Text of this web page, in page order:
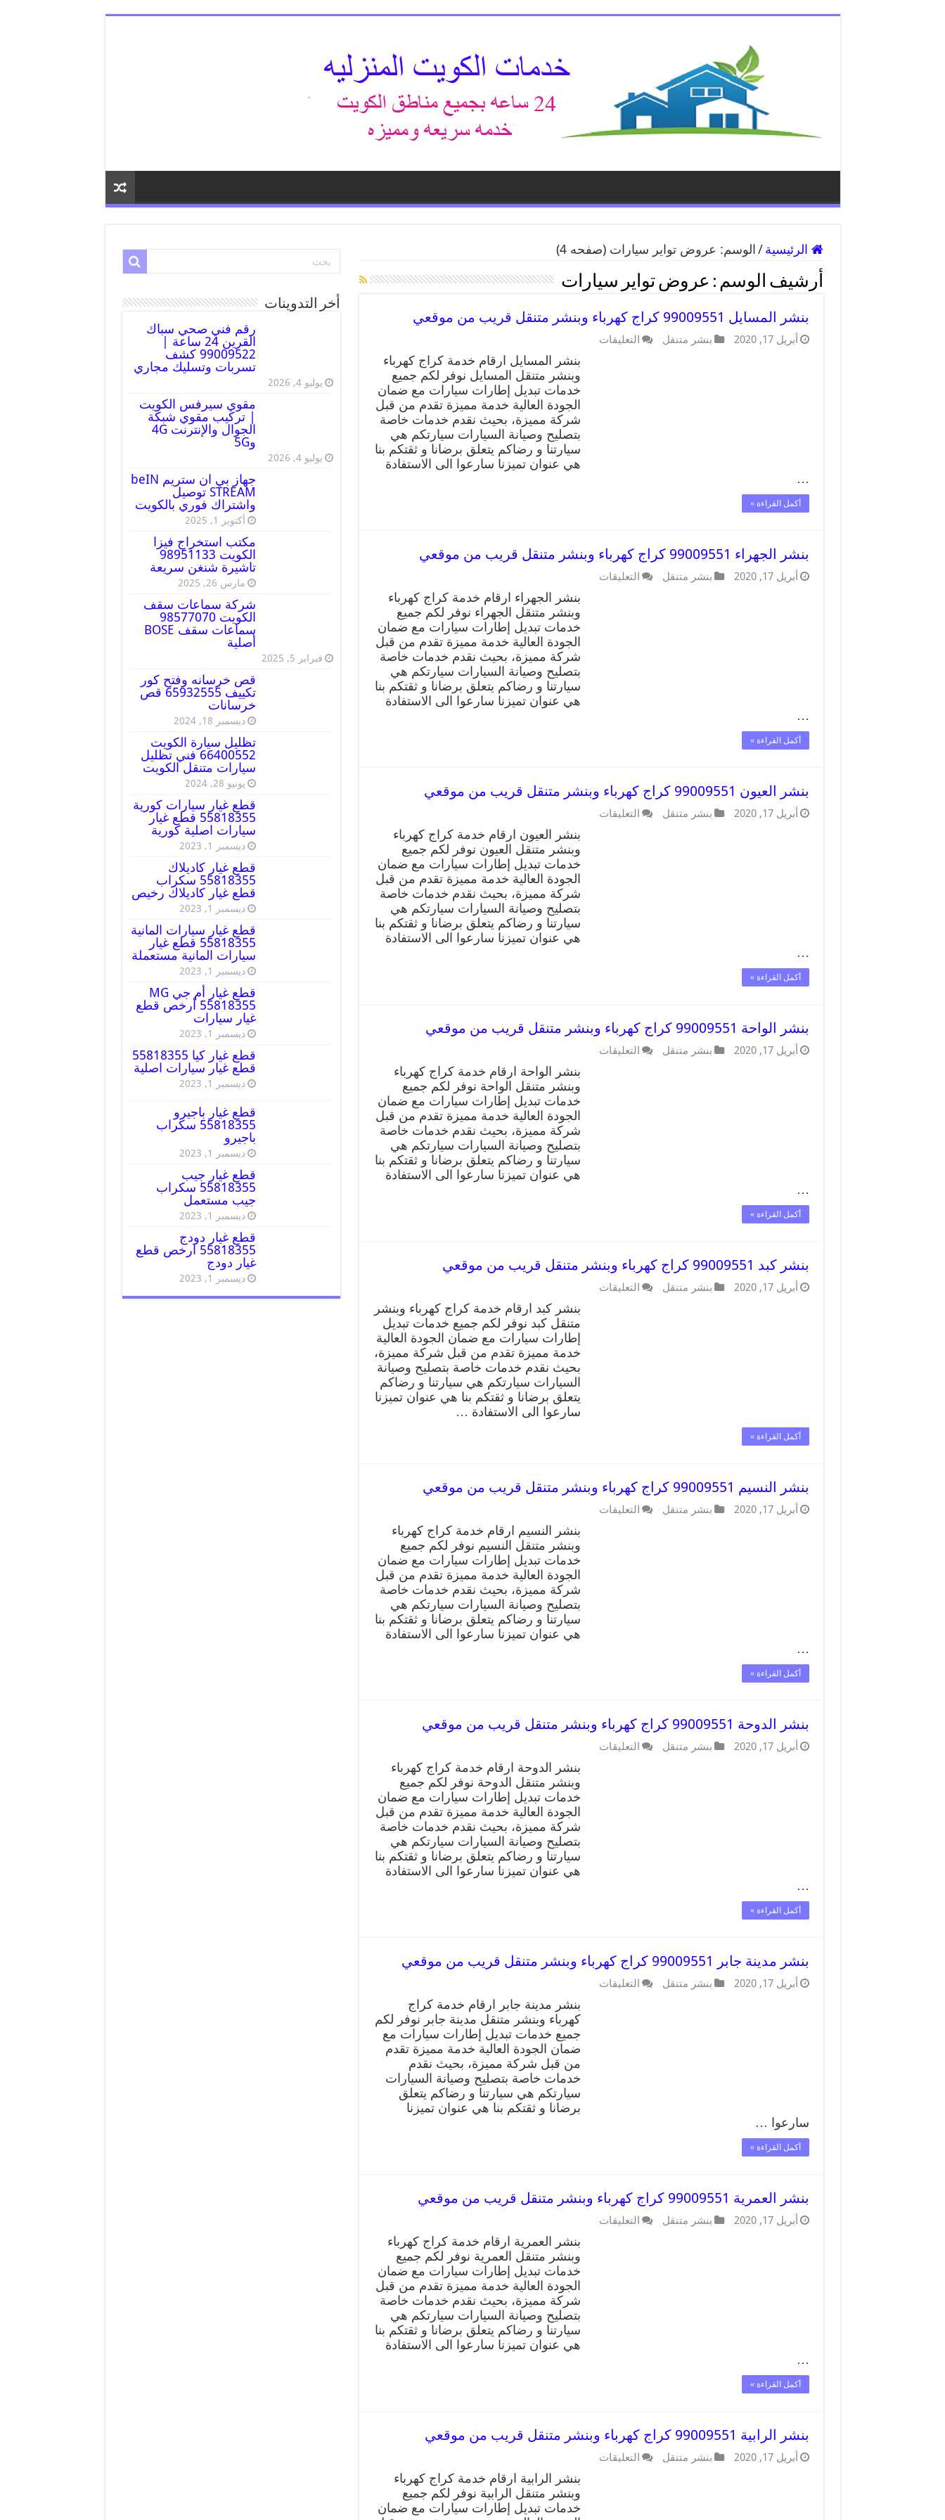
الرئيسية / الوسم: عروض تواير سيارات (صفحه 4)
أرشيف الوسم : عروض تواير سيارات
بنشر المسايل 99009551 كراج كهرباء وبنشر متنقل قريب من موقعي
أبريل 17, 2020 بنشر متنقل التعليقات
بنشر المسايل ارقام خدمة كراج كهرباء
وبنشر متنقل المسايل نوفر لكم جميع
خدمات تبديل إطارات سيارات مع ضمان
الجودة العالية خدمة مميزة تقدم من قبل
شركة مميزة، بحيث نقدم خدمات خاصة
بتصليح وصيانة السيارات سيارتكم هي
سيارتنا و رضاكم يتعلق برضانا و ثقتكم بنا
هي عنوان تميزنا سارعوا الى الاستفادة
…
أكمل القراءة »
بنشر الجهراء 99009551 كراج كهرباء وبنشر متنقل قريب من موقعي
أبريل 17, 2020 بنشر متنقل التعليقات
بنشر الجهراء ارقام خدمة كراج كهرباء
وبنشر متنقل الجهراء نوفر لكم جميع
خدمات تبديل إطارات سيارات مع ضمان
الجودة العالية خدمة مميزة تقدم من قبل
شركة مميزة، بحيث نقدم خدمات خاصة
بتصليح وصيانة السيارات سيارتكم هي
سيارتنا و رضاكم يتعلق برضانا و ثقتكم بنا
هي عنوان تميزنا سارعوا الى الاستفادة
…
أكمل القراءة »
بنشر العيون 99009551 كراج كهرباء وبنشر متنقل قريب من موقعي
أبريل 17, 2020 بنشر متنقل التعليقات
بنشر العيون ارقام خدمة كراج كهرباء
وبنشر متنقل العيون نوفر لكم جميع
خدمات تبديل إطارات سيارات مع ضمان
الجودة العالية خدمة مميزة تقدم من قبل
شركة مميزة، بحيث نقدم خدمات خاصة
بتصليح وصيانة السيارات سيارتكم هي
سيارتنا و رضاكم يتعلق برضانا و ثقتكم بنا
هي عنوان تميزنا سارعوا الى الاستفادة
…
أكمل القراءة »
بنشر الواحة 99009551 كراج كهرباء وبنشر متنقل قريب من موقعي
أبريل 17, 2020 بنشر متنقل التعليقات
بنشر الواحة ارقام خدمة كراج كهرباء
وبنشر متنقل الواحة نوفر لكم جميع
خدمات تبديل إطارات سيارات مع ضمان
الجودة العالية خدمة مميزة تقدم من قبل
شركة مميزة، بحيث نقدم خدمات خاصة
بتصليح وصيانة السيارات سيارتكم هي
سيارتنا و رضاكم يتعلق برضانا و ثقتكم بنا
هي عنوان تميزنا سارعوا الى الاستفادة
…
أكمل القراءة »
بنشر كبد 99009551 كراج كهرباء وبنشر متنقل قريب من موقعي
أبريل 17, 2020 بنشر متنقل التعليقات
بنشر كبد ارقام خدمة كراج كهرباء وبنشر
متنقل كبد نوفر لكم جميع خدمات تبديل
إطارات سيارات مع ضمان الجودة العالية
خدمة مميزة تقدم من قبل شركة مميزة،
بحيث نقدم خدمات خاصة بتصليح وصيانة
السيارات سيارتكم هي سيارتنا و رضاكم
يتعلق برضانا و ثقتكم بنا هي عنوان تميزنا
سارعوا الى الاستفادة …
أكمل القراءة »
بنشر النسيم 99009551 كراج كهرباء وبنشر متنقل قريب من موقعي
أبريل 17, 2020 بنشر متنقل التعليقات
بنشر النسيم ارقام خدمة كراج كهرباء
وبنشر متنقل النسيم نوفر لكم جميع
خدمات تبديل إطارات سيارات مع ضمان
الجودة العالية خدمة مميزة تقدم من قبل
شركة مميزة، بحيث نقدم خدمات خاصة
بتصليح وصيانة السيارات سيارتكم هي
سيارتنا و رضاكم يتعلق برضانا و ثقتكم بنا
هي عنوان تميزنا سارعوا الى الاستفادة
…
أكمل القراءة »
بنشر الدوحة 99009551 كراج كهرباء وبنشر متنقل قريب من موقعي
أبريل 17, 2020 بنشر متنقل التعليقات
بنشر الدوحة ارقام خدمة كراج كهرباء
وبنشر متنقل الدوحة نوفر لكم جميع
خدمات تبديل إطارات سيارات مع ضمان
الجودة العالية خدمة مميزة تقدم من قبل
شركة مميزة، بحيث نقدم خدمات خاصة
بتصليح وصيانة السيارات سيارتكم هي
سيارتنا و رضاكم يتعلق برضانا و ثقتكم بنا
هي عنوان تميزنا سارعوا الى الاستفادة
…
أكمل القراءة »
بنشر مدينة جابر 99009551 كراج كهرباء وبنشر متنقل قريب من موقعي
أبريل 17, 2020 بنشر متنقل التعليقات
بنشر مدينة جابر ارقام خدمة كراج
كهرباء وبنشر متنقل مدينة جابر نوفر لكم
جميع خدمات تبديل إطارات سيارات مع
ضمان الجودة العالية خدمة مميزة تقدم
من قبل شركة مميزة، بحيث نقدم
خدمات خاصة بتصليح وصيانة السيارات
سيارتكم هي سيارتنا و رضاكم يتعلق
برضانا و ثقتكم بنا هي عنوان تميزنا
سارعوا …
أكمل القراءة »
بنشر العمرية 99009551 كراج كهرباء وبنشر متنقل قريب من موقعي
أبريل 17, 2020 بنشر متنقل التعليقات
بنشر العمرية ارقام خدمة كراج كهرباء
وبنشر متنقل العمرية نوفر لكم جميع
خدمات تبديل إطارات سيارات مع ضمان
الجودة العالية خدمة مميزة تقدم من قبل
شركة مميزة، بحيث نقدم خدمات خاصة
بتصليح وصيانة السيارات سيارتكم هي
سيارتنا و رضاكم يتعلق برضانا و ثقتكم بنا
هي عنوان تميزنا سارعوا الى الاستفادة
…
أكمل القراءة »
بنشر الرابية 99009551 كراج كهرباء وبنشر متنقل قريب من موقعي
أبريل 17, 2020 بنشر متنقل التعليقات
بنشر الرابية ارقام خدمة كراج كهرباء
وبنشر متنقل الرابية نوفر لكم جميع
خدمات تبديل إطارات سيارات مع ضمان
أخر التدوينات
رقم فني صحي سباك
القرين 24 ساعة |
99009522 كشف
تسربات وتسليك مجاري
يوليو 4, 2026
مقوي سيرفس الكويت
| تركيب مقوي شبكة
الجوال والإنترنت 4G
و5G
يوليو 4, 2026
جهاز بي ان ستريم beIN
STREAM توصيل
واشتراك فوري بالكويت
أكتوبر 1, 2025
مكتب استخراج فيزا
الكويت 98951133
تاشيرة شنغن سريعة
مارس 26, 2025
شركة سماعات سقف
الكويت 98577070
سماعات سقف BOSE
أصلية
فبراير 5, 2025
قص خرسانه وفتح كور
تكييف 65932555 قص
خرسانات
ديسمبر 18, 2024
تظليل سيارة الكويت
66400552 فني تظليل
سيارات متنقل الكويت
يونيو 28, 2024
قطع غيار سيارات كورية
55818355 قطع غيار
سيارات اصلية كورية
ديسمبر 1, 2023
قطع غيار كاديلاك
55818355 سكراب
قطع غيار كاديلاك رخيص
ديسمبر 1, 2023
قطع غيار سيارات المانية
55818355 قطع غيار
سيارات المانية مستعملة
ديسمبر 1, 2023
قطع غيار أم جي MG
55818355 أرخص قطع
غيار سيارات
ديسمبر 1, 2023
قطع غيار كيا 55818355
قطع غيار سيارات اصلية
ديسمبر 1, 2023
قطع غيار باجيرو
55818355 سكراب
باجيرو
ديسمبر 1, 2023
قطع غيار جيب
55818355 سكراب
جيب مستعمل
ديسمبر 1, 2023
قطع غيار دودج
55818355 ارخص قطع
غيار دودج
ديسمبر 1, 2023